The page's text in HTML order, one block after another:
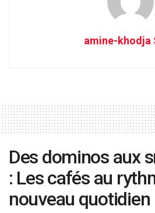
amine-khodja
Des dominos aux
: Les cafés au
nouveau quotidien